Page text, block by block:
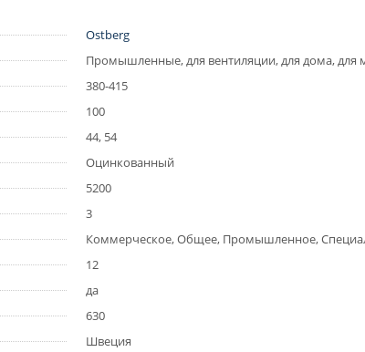
Ostberg
Промышленные, для вентиляции, для дома, для
380-415
100
44, 54
Оцинкованный
5200
3
Коммерческое, Общее, Промышленное,
12
да
630
Швеция